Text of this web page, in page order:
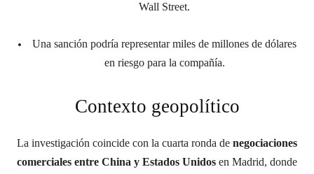
Wall Street.
Una sanción podría representar miles de millones de dólares
en riesgo para la compañía.
Contexto geopolítico
La investigación coincide con la cuarta ronda de negociaciones
comerciales entre China y Estados Unidos en Madrid, donde